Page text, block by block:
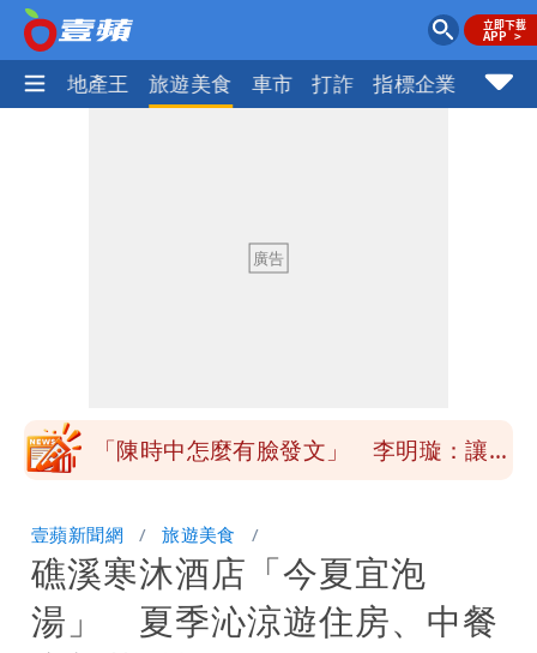
技 地產王 旅遊美食 車市 打詐 指標企業 壹蘋
兆基風暴！前董座李建成移送北檢 是否
不排除民事訴訟求償
「陳時中怎麼有臉發文」 李明璇：讓詐
8月將入監
高鐵「半導體列車」開跑！1招可拿優惠
兆基風暴！前董座李建成移送北檢 是否
壹蘋新聞網 旅遊美食
礁溪寒沐酒店「今夏宜泡
湯」 夏季沁涼遊住房、中餐